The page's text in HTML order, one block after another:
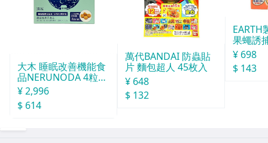
大木 睡眠改善機能食
品NERUNODA 4粒22
袋
¥ 2,996
$ 614
萬代BANDAI 防蟲貼
片 麵包超人 45枚入
¥ 648
$ 132
EARTH
果蠅誘
¥ 698
$ 143